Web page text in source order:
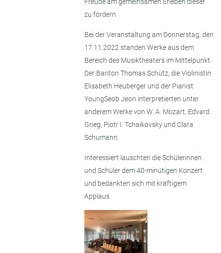
Freude am gemeinsamen Erleben dieser
zu fördern.
Bei der Veranstaltung am Donnerstag, den
17.11.2022 standen Werke aus dem
Bereich des Musiktheaters im Mittelpunkt.
Der Bariton Thomas Schütz, die Violinistin
Elisabeth Heuberger und der Pianist
YoungSeob Jeon interpretierten unter
anderem Werke von W. A. Mozart, Edvard
Grieg, Piotr I. Tchaikovsky und Clara
Schumann.
Interessiert lauschten die Schülerinnen
und Schüler dem 40-minütigen Konzert
und bedankten sich mit kräftigem
Applaus.